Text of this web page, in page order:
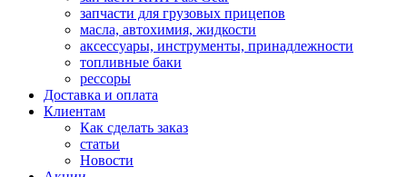
запчасти для грузовых прицепов
масла, автохимия, жидкости
аксессуары, инструменты, принадлежности
топливные баки
рессоры
Доставка и оплата
Клиентам
Как сделать заказ
статьи
Новости